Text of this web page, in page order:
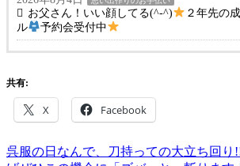
お父さん！いい顔してる(^-^)
２年先の
ル
予約会受付中
共有:
X Facebook
き
投
前
呉服の日なんで、刀持っての大立ち回り